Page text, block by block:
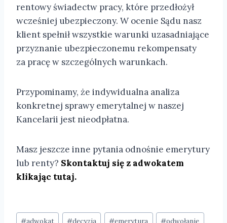
rentowy świadectw pracy, które przedłożył
wcześniej ubezpieczony. W ocenie Sądu nasz
klient spełnił wszystkie warunki uzasadniające
przyznanie ubezpieczonemu rekompensaty
za pracę w szczególnych warunkach.
Przypominamy, że indywidualna analiza
konkretnej sprawy emerytalnej w naszej
Kancelarii jest nieodpłatna.
Masz jeszcze inne pytania odnośnie emerytury
lub renty? Skontaktuj się z adwokatem
klikając tutaj.
#adwokat #decyzja #emerytura #odwołanie